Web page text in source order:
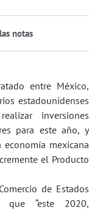
notas
entre México,
estadounidenses
inversiones
para este año, y
mexicana
el Producto
de Estados
que “este 2020,